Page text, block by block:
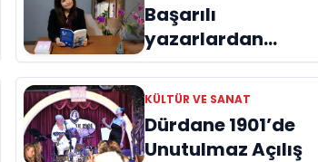
Başarılı
yazarlardan
Azime Savaş’tan
başucu kitabı
“Emanet”
raflardaki yerini
KÜLTÜR VE SANAT
Dürdane 1901’de
Unutulmaz Açılış